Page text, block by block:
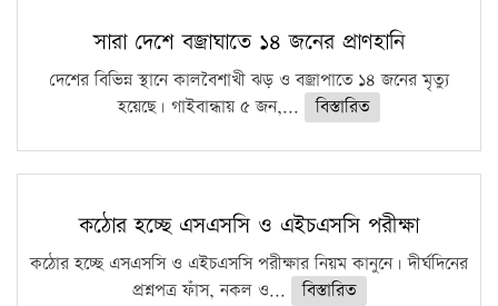
সারা দেশে বজ্রাঘাতে ১৪ জনের প্রাণহানি
দেশের বিভিন্ন স্থানে কালবৈশাখী ঝড় ও বজ্রাপাতে ১৪ জনের মৃত্যু
হয়েছে। গাইবান্ধায় ৫ জন,...
বিস্তারিত
কঠোর হচ্ছে এসএসসি ও এইচএসসি পরীক্ষা
কঠোর হচ্ছে এসএসসি ও এইচএসসি পরীক্ষার নিয়ম কানুনে। দীর্ঘদিনের
প্রশ্নপত্র ফাঁস, নকল ও...
বিস্তারিত